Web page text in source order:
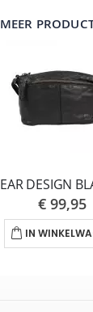
MEER
€ 99,95
IN